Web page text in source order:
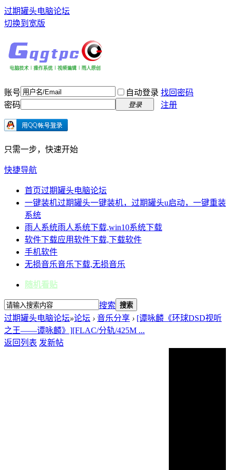
过期罐头电脑论坛
切换到宽版
账号 自动登录 找回密码
密码
登录 注册
只需一步，快速开始
快捷导航
首页过期罐头电脑论坛
一键装机过期罐头一键装机，过期罐头u启动，一键重装
系统
雨人系统雨人系统下载,win10系统下载
软件下载应用软件下载,下载软件
手机软件
无损音乐音乐下载,无损音乐
随机看贴
搜索 搜索
过期罐头电脑论坛»论坛 › 音乐分享 › [谭咏麟《环球DSD视听
之王——谭咏麟》][FLAC/分轨/425M ...
返回列表 发新帖